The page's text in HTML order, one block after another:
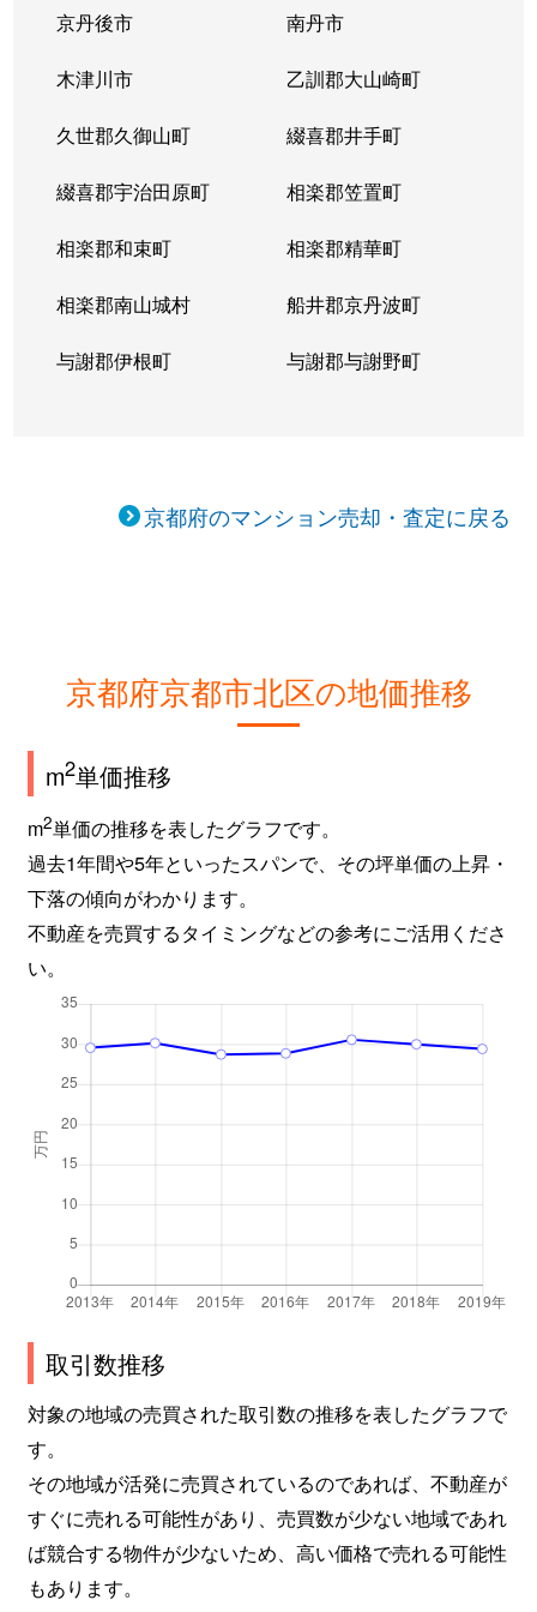
京丹後市 南丹市
木津川市 乙訓郡大山崎町
久世郡久御山町 綴喜郡井手町
綴喜郡宇治田原町 相楽郡笠置町
相楽郡和束町 相楽郡精華町
相楽郡南山城村 船井郡京丹波町
与謝郡伊根町 与謝郡与謝野町
京都府のマンション売却・査定に戻る
京都府京都市北区の地価推移
m2単価推移
m2単価の推移を表したグラフです。
過去1年間や5年といったスパンで、その坪単価の上昇・
下落の傾向がわかります。
不動産を売買するタイミングなどの参考にご活用くださ
い。
取引数推移
対象の地域の売買された取引数の推移を表したグラフで
す。
その地域が活発に売買されているのであれば、不動産が
すぐに売れる可能性があり、売買数が少ない地域であれ
ば競合する物件が少ないため、高い価格で売れる可能性
もあります。